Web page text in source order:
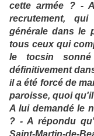
cette armée ? -
recrutement,
générale dans le
tous ceux qui
le tocsin
définitivement
il a été forcé de
paroisse, quoi
A lui demandé le
? - A répondu